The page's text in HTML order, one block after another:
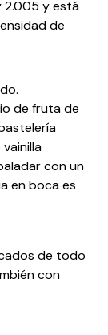
2.005 y está
de
de fruta de
con un
en boca es
de todo
con